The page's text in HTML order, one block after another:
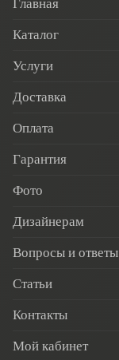
Главная
Каталог
Услуги
Доставка
Оплата
Гарантия
Фото
Дизайнерам
Вопросы и ответы
Статьи
Контакты
Мой кабинет